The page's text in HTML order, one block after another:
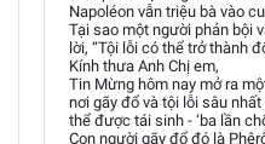
Napoléon vẫn triệu bà vào
Tại sao một người phản bội
lời, “Tội lỗi có thể trở thành
Kính thưa Anh Chị em,
Tin Mừng hôm nay mở ra
nơi gãy đổ và tội lỗi sâu
thể được tái sinh - ‘ba lần
Con người gãy đổ đó là